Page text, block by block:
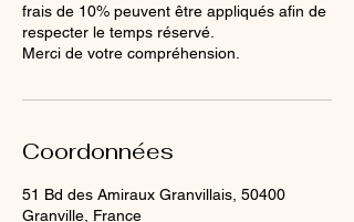
frais de 10% peuvent être appliqués afin de
respecter le temps réservé.
Merci de votre compréhension.
Coordonnées
51 Bd des Amiraux Granvillais, 50400
Granville, France